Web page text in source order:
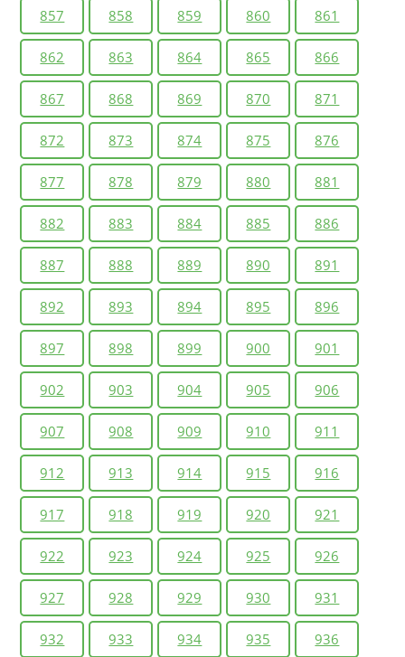
857 858 859 860 861
862 863 864 865 866
867 868 869 870 871
872 873 874 875 876
877 878 879 880 881
882 883 884 885 886
887 888 889 890 891
892 893 894 895 896
897 898 899 900 901
902 903 904 905 906
907 908 909 910 911
912 913 914 915 916
917 918 919 920 921
922 923 924 925 926
927 928 929 930 931
932 933 934 935 936